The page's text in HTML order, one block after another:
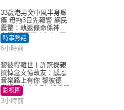
33歲港男突中風半身癱
瘓 母拖3日先報警 網民
震驚：執返條命係神蹟
自爆2個惡習｜Juicy叮
時事熱話
6小時前
黎彼得離世丨許冠傑親
撰悼念文憶故友：感恩
音樂路上有你 黎彼德曾
直認唔夾合作7年終拆夥
影視圈
3小時前